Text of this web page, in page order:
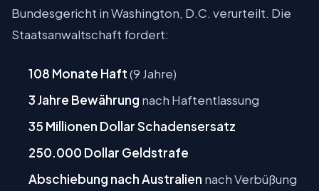
Bundesgericht in Washington, D.C. verurteilt. Die
Staatsanwaltschaft fordert:
108 Monate Haft(9 Jahre)
3 Jahre Bewährung nach Haftentlassung
35 Millionen Dollar Schadensersatz
250.000 Dollar Geldstrafe
Abschiebung nach Australien nach Verbüßung